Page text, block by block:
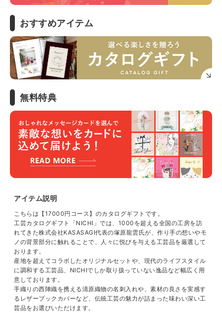
おすすめアイテム
無料特典
アイテム説明
こちらは【17000円コース】のカタログギフトです。
工芸カタログギフト「NICHI」では、1000を超える全国の工房を訪
れてきた株式会社KASASAGI代表の塚原龍雲氏が、作り手の想いやモ
ノの背景部分に触れることで、人々に悦びを与える工芸品を厳選して
おります。
産地を超えてコラボしたオリジナルセットや、現代のライフスタイル
に調和する工芸品、NICHIでしか取り扱っていない逸品など幅広く用
意しております。
手織りの西陣織を携える清原織物の名刺入れや、素材の良さを実感す
るレザーブックカバーなど、伝統工芸の魅力が詰まった味わい深い工
芸品をお選びいただけます。